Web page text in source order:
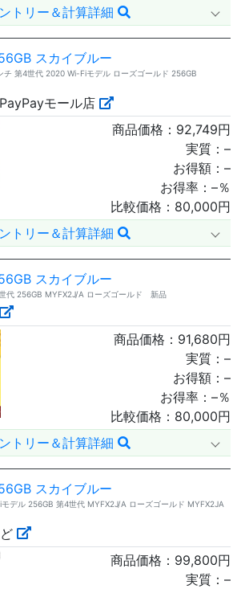
トリー＆計算詳細
スカイブルー
チ 第4世代 2020 Wi-Fiモデル ローズゴールド 256GB
モール店
商品価格： 92,749円
実質： –
お得額： –
お得率： –％
比較価格： 80,000円
トリー＆計算詳細
スカイブルー
代 256GB MYFX2J/A ローズゴールド 新品
商品価格： 91,680円
実質： –
お得額： –
お得率： –％
比較価格： 80,000円
トリー＆計算詳細
スカイブルー
デル 256GB 第4世代 MYFX2J/A ローズゴールド MYFX2JA
商品価格： 99,800円
実質： –